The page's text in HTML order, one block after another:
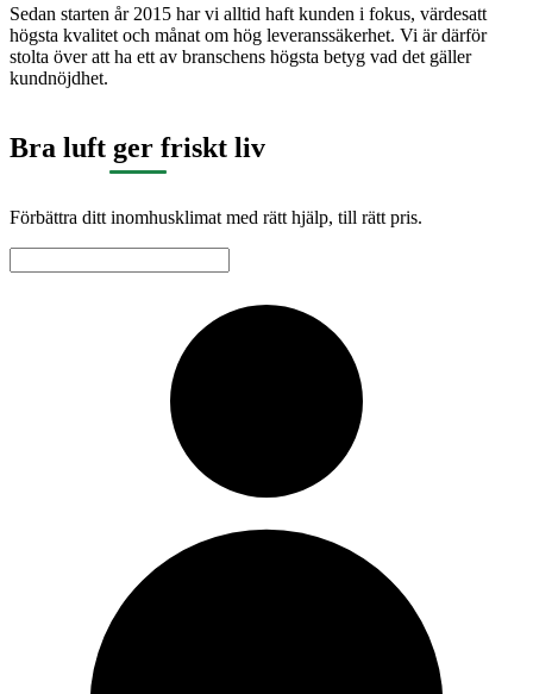
Sedan starten år 2015 har vi alltid haft kunden i fokus, värdesatt
högsta kvalitet och månat om hög leveranssäkerhet. Vi är därför
stolta över att ha ett av branschens högsta betyg vad det gäller
kundnöjdhet.
Bra luft ger friskt liv
Förbättra ditt inomhusklimat med rätt hjälp, till rätt pris.